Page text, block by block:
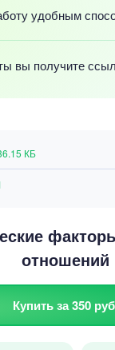
удобным
вы получите
КБ
отношений
Купить за 350